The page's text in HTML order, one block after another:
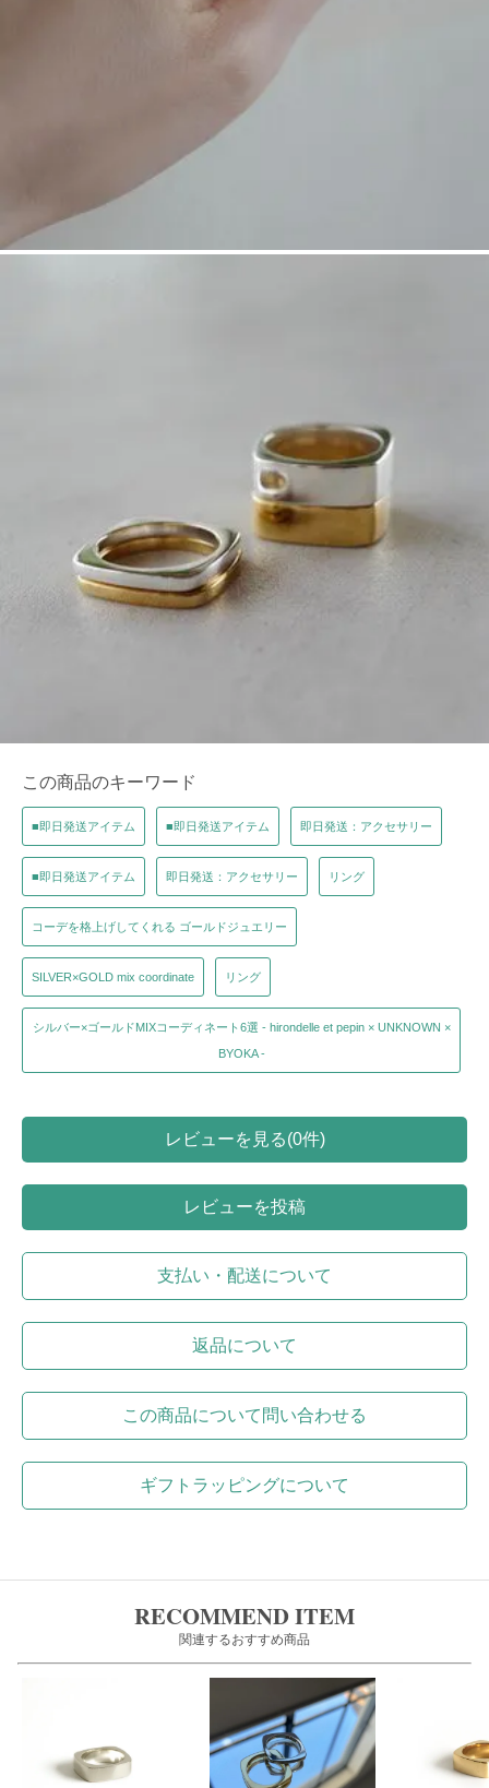
この商品のキーワード
■即日発送アイテム ■即日発送アイテム 即日発送：アクセサリー
■即日発送アイテム 即日発送：アクセサリー リング
コーデを格上げしてくれる ゴールドジュエリー
SILVER×GOLD mix coordinate リング
シルバー×ゴールドMIXコーディネート6選 - hirondelle et pepin × UNKNOWN ×
BYOKA -
レビューを見る(0件)
レビューを投稿
支払い・配送について
返品について
この商品について問い合わせる
ギフトラッピングについて
RECOMMEND ITEM
関連するおすすめ商品